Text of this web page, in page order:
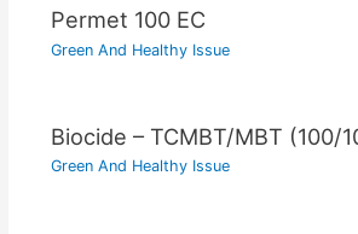
Permet 100 EC
Green And Healthy Issue
Biocide – TCMBT/MBT (100/
Green And Healthy Issue